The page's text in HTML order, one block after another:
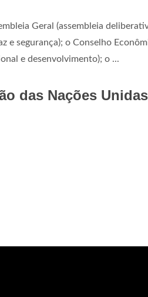
Geral (assembleia
e segurança); o Conselho
e desenvolvimento); o ...
das Nações